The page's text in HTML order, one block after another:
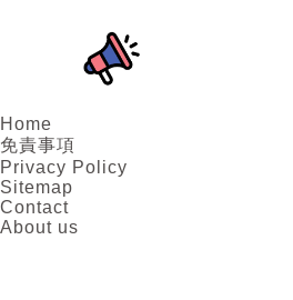
Home
免責事項
Privacy Policy
Sitemap
Contact
About us